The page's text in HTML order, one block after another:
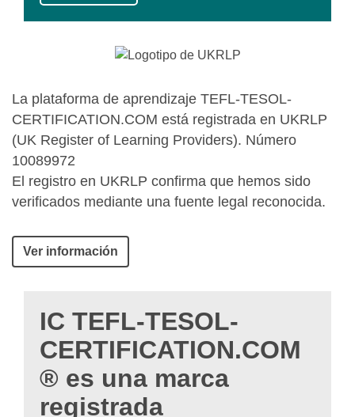
La plataforma de aprendizaje TEFL-TESOL-
CERTIFICATION.COM está registrada en UKRLP
(UK Register of Learning Providers). Número
10089972
El registro en UKRLP confirma que hemos sido
verificados mediante una fuente legal reconocida.
Ver información
IC TEFL-TESOL-
CERTIFICATION.COM
® es una marca
registrada